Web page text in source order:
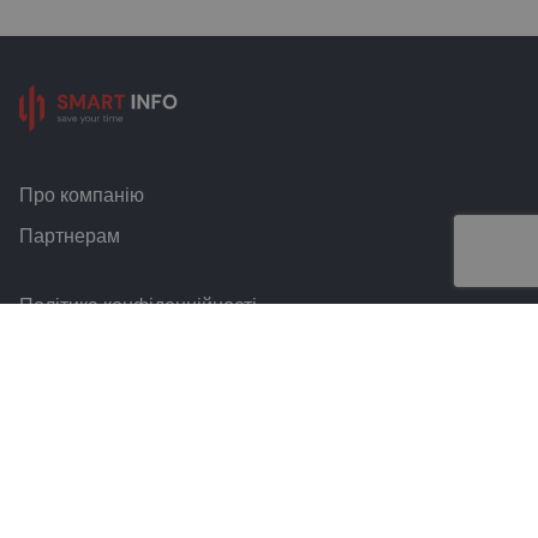
Про компанію
Партнерам
Політика конфіденційності